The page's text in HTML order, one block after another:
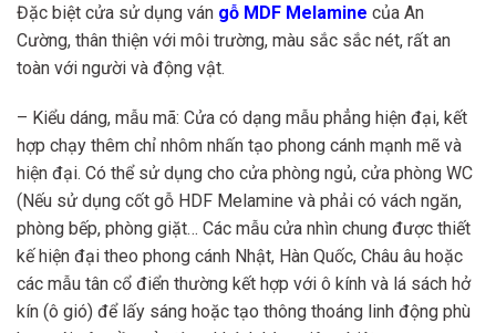
Đặc biệt cửa sử dụng ván gỗ MDF Melamine của An
Cường, thân thiện với môi trường, màu sắc sắc nét, rất an
toàn với người và động vật.
– Kiểu dáng, mẫu mã: Cửa có dạng mẫu phẳng hiện đại, kết
hợp chạy thêm chỉ nhôm nhấn tạo phong cánh mạnh mẽ và
hiện đại. Có thể sử dụng cho cửa phòng ngủ, cửa phòng WC
(Nếu sử dụng cốt gỗ HDF Melamine và phải có vách ngăn,
phòng bếp, phòng giặt… Các mẫu cửa nhìn chung được thiết
kế hiện đại theo phong cánh Nhật, Hàn Quốc, Châu âu hoặc
các mẫu tân cổ điển thường kết hợp với ô kính và lá sách hở
kín (ô gió) để lấy sáng hoặc tạo thông thoáng linh động phù